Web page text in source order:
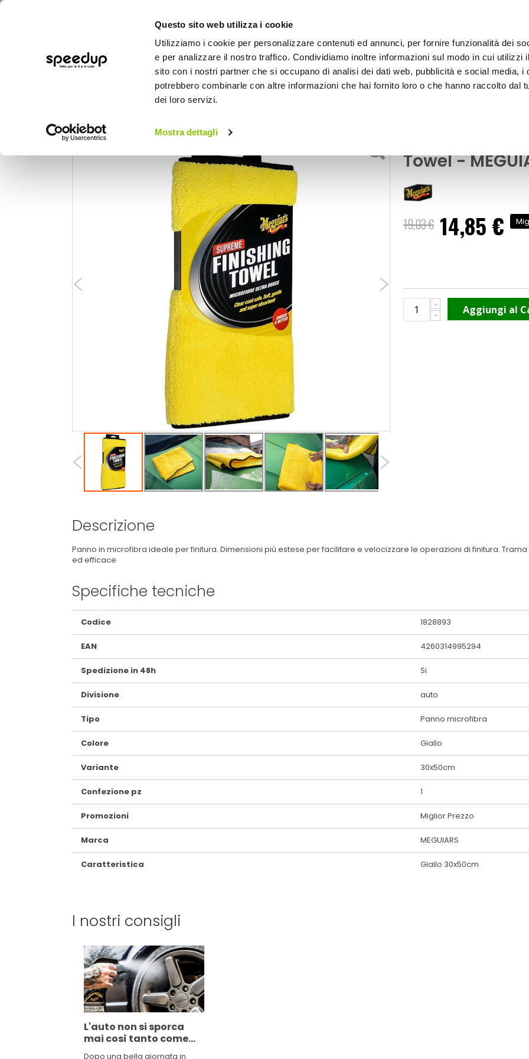
Questo sito web utilizza i cookie
Utilizziamo i cookie per personalizzare contenuti ed annunci, per fornire funzionalità dei
e per analizzare il nostro traffico. Condividiamo inoltre informazioni sul modo in cui utilizzi
sito con i nostri partner che si occupano di analisi dei dati web, pubblicità e social media, i
potrebbero combinarle con altre informazioni che hai fornito loro o che hanno raccolto dal
dei loro servizi.
Mostra dettagli
BICI OUTDOOR
Home
Towel -
19,03 € Prezzo
speciale
14,85 €
Aggiungi al
Descrizione
Panno in microfibra ideale per finitura. Dimensioni più estese per facilitare e velocizzare le operazioni di finitura.
ed efficace
Specifiche tecniche
Maggiori
Informazioni
Codice 1828893
EAN 4260314995294
Spedizione in 48h Si
Divisione auto
Tipo Panno microfibra
Colore Giallo
Variante 30x50cm
Confezione pz 1
Promozioni Miglior Prezzo
Marca MEGUIARS
Caratteristica Giallo 30x50cm
I nostri consigli
L'auto non si sporca
mai così tanto come
quando vai in
Dopo una bella giornata in